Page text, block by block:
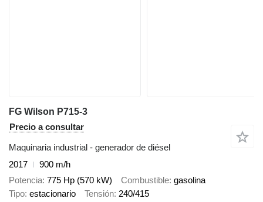
FG Wilson P715-3
Precio a consultar
Maquinaria industrial - generador de diésel
2017
900 m/h
Potencia 775 Hp (570 kW) Combustible gasolina
Tipo estacionario Tensión 240/415